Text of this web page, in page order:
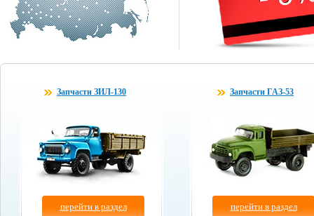
Запчасти ЗИЛ-130
перейти в раздел
Запчасти ГАЗ-53
перейти в раздел